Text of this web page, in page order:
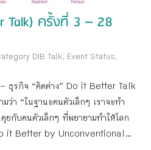
Talk) ครั้งที่ 3 – 28
DIB Talk, Event Status,
ธุรกิจ “คิดต่าง” Do it Better Talk
า “ในฐานะคนตัวเล็กๆ เราจะทำ
ยกับคนตัวเล็กๆ ที่พยายามทำให้โลก
it Better by Unconventional...